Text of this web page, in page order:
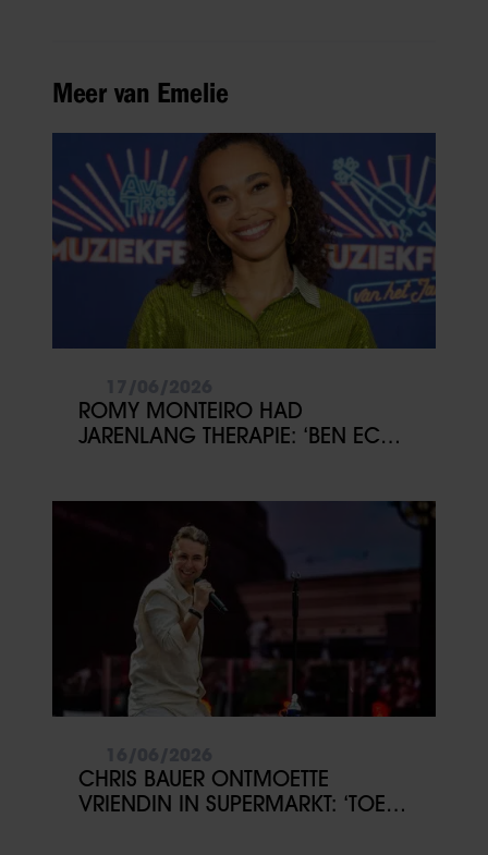
Meer van Emelie
ROMY MONTEIRO HAD
JARENLANG THERAPIE: ‘BEN ECHT
CHRIS BAUER ONTMOETTE
VRIENDIN IN SUPERMARKT: ‘TOEN